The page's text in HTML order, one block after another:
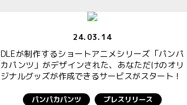
24.03.14
DLEが制作するショートアニメシリーズ「パンパ
カパンツ」がデザインされた、あなただけのオリ
ジナルグッズが作成できるサービスがスタート！
パンパカパンツ プレスリリース